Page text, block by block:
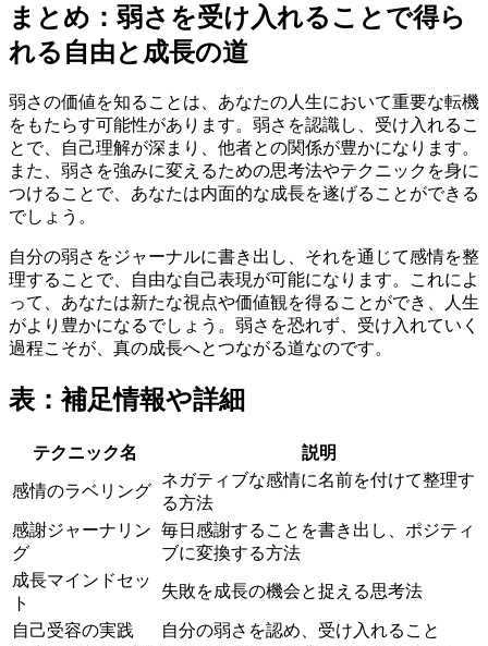
まとめ：弱さを受け入れることで得ら
れる自由と成長の道
弱さの価値を知ることは、あなたの人生において重要な転機
をもたらす可能性があります。弱さを認識し、受け入れるこ
とで、自己理解が深まり、他者との関係が豊かになります。
また、弱さを強みに変えるための思考法やテクニックを身に
つけることで、あなたは内面的な成長を遂げることができる
でしょう。
自分の弱さをジャーナルに書き出し、それを通じて感情を整
理することで、自由な自己表現が可能になります。これによ
って、あなたは新たな視点や価値観を得ることができ、人生
がより豊かになるでしょう。弱さを恐れず、受け入れていく
過程こそが、真の成長へとつながる道なのです。
表：補足情報や詳細
テクニック名 説明
感情のラベリング
ネガティブな感情に名前を付けて整理す
る方法
感謝ジャーナリン
グ
毎日感謝することを書き出し、ポジティ
ブに変換する方法
成長マインドセッ
ト
失敗を成長の機会と捉える思考法
自己受容の実践
自分の弱さを認め、受け入れること